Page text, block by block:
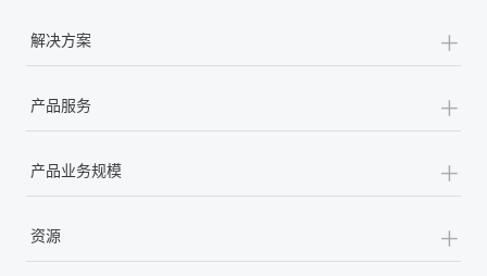
解决方案 +
产品服务 +
产品业务规模 +
资源 +